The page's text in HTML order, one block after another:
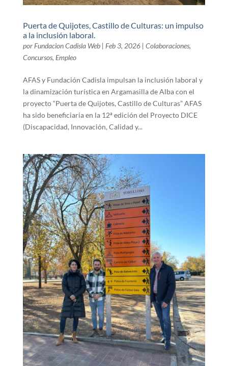
Puerta de Quijotes, Castillo de Culturas: un impulso
a la inclusión laboral.
por Fundacion Cadisla Web| Feb 3, 2026| Colaboraciones,
Concursos, Empleo
AFAS y Fundación Cadisla impulsan la inclusión laboral y
la dinamización turística en Argamasilla de Alba con el
proyecto “Puerta de Quijotes, Castillo de Culturas” AFAS
ha sido beneficiaria en la 12ª edición del Proyecto DICE
(Discapacidad, Innovación, Calidad y...